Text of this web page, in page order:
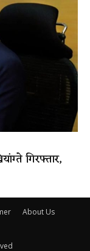
गिरफ्तार,
About Us